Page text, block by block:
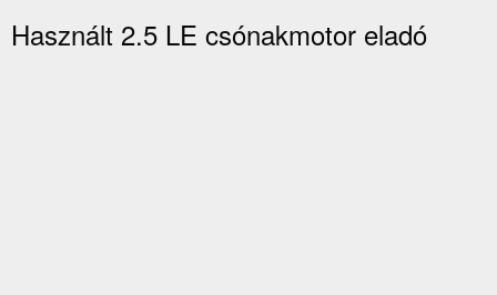
Használt 2.5 LE csónakmotor eladó